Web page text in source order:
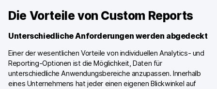
Die Vorteile von Custom Reports
Unterschiedliche Anforderungen werden abgedeckt
Einer der wesentlichen Vorteile von individuellen Analytics- und
Reporting-Optionen ist die Möglichkeit, Daten für
unterschiedliche Anwendungsbereiche anzupassen. Innerhalb
eines Unternehmens hat jeder einen eigenen Blickwinkel auf